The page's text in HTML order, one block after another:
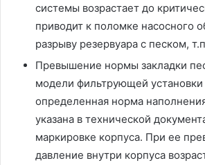
системы возрастает до
приводит к поломке насосного
разрыву резервуара с песком,
Превышение нормы закладки
модели фильтрующей установки
определенная норма
указана в технической
маркировке корпуса. При ее
давление внутри корпуса